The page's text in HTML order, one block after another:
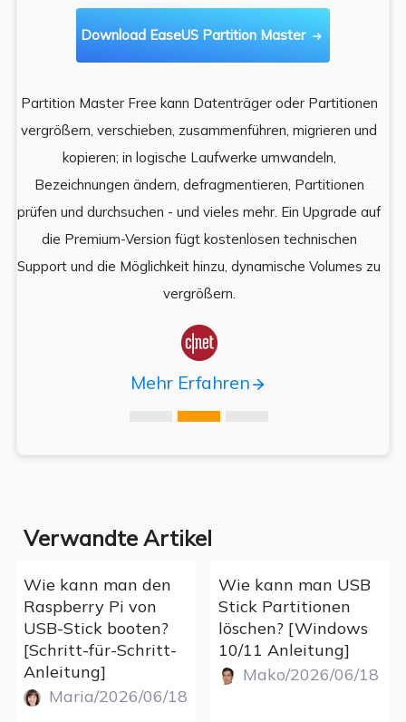
Download EaseUS Partition Master 
Partition Master Free kann Datenträger oder Partitionen
vergrößern, verschieben, zusammenführen, migrieren und
kopieren; in logische Laufwerke umwandeln,
Bezeichnungen ändern, defragmentieren, Partitionen
prüfen und durchsuchen - und vieles mehr. Ein Upgrade auf
die Premium-Version fügt kostenlosen technischen
Support und die Möglichkeit hinzu, dynamische Volumes zu
vergrößern.

Mehr Erfahren
Verwandte Artikel
Wie kann man den
Raspberry Pi von
USB-Stick booten?
[Schritt-für-Schritt-
Anleitung]
Maria/2026/06/18
Wie kann man USB
Stick Partitionen
löschen? [Windows
10/11 Anleitung]
Mako/2026/06/18